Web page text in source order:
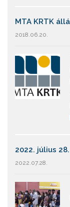
MTA KRTK
2018.06.20.
2022. július 28.
2022.07.28.